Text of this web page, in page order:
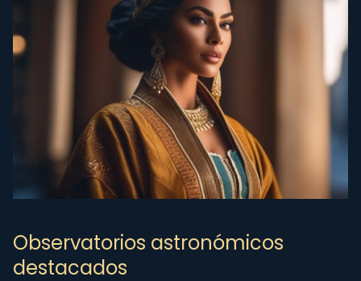
Observatorios astronómicos
destacados